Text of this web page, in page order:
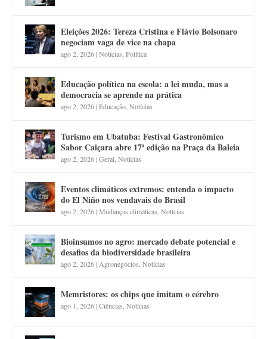
Eleições 2026: Tereza Cristina e Flávio Bolsonaro
negociam vaga de vice na chapa
ago 2, 2026|Notícias ,Política
Educação política na escola: a lei muda, mas a
democracia se aprende na prática
ago 2, 2026|Educação ,Notícias
Turismo em Ubatuba: Festival Gastronômico
Sabor Caiçara abre 17ª edição na Praça da Baleia
ago 2, 2026|Geral ,Notícias
Eventos climáticos extremos: entenda o impacto
do El Niño nos vendavais do Brasil
ago 2, 2026|Mudanças climáticas ,Notícias
Bioinsumos no agro: mercado debate potencial e
desafios da biodiversidade brasileira
ago 2, 2026| Agronegócios ,Notícias
Memristores: os chips que imitam o cérebro
ago 1, 2026|Ciências ,Notícias